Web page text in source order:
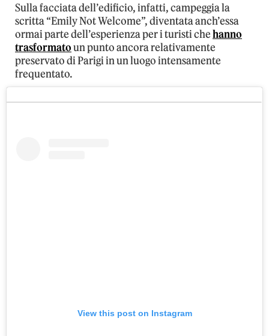
Sulla facciata dell’edificio, infatti, campeggia la
scritta “Emily Not Welcome”, diventata anch’essa
ormai parte dell’esperienza per i turisti chehanno
trasformatoun punto ancora relativamente
preservato di Parigi in un luogo intensamente
frequentato.
View this post on Instagram